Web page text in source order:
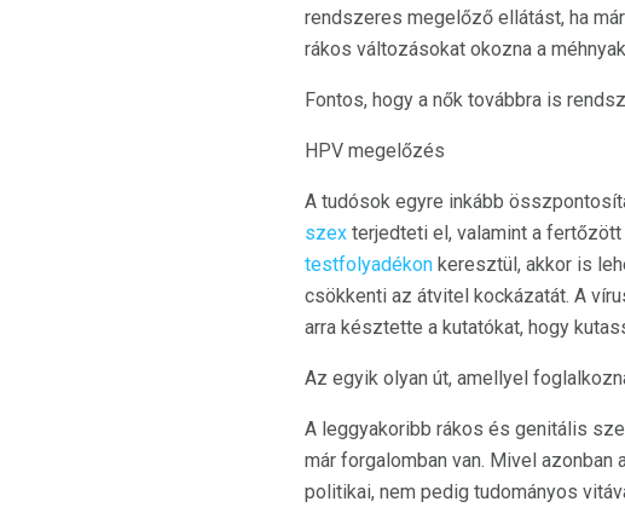
rendszeres megelőző ellátást, ha
rákos változásokat okozna a
Fontos, hogy a nők továbbra is
HPV megelőzés
A tudósok egyre inkább
szex terjedteti el, valamint a
testfolyadékon keresztül, akkor is
csökkenti az átvitel kockázatát. A
arra késztette a kutatókat, hogy
Az egyik olyan út, amellyel
A leggyakoribb rákos és genitális
már forgalomban van. Mivel azonban
politikai, nem pedig tudományos